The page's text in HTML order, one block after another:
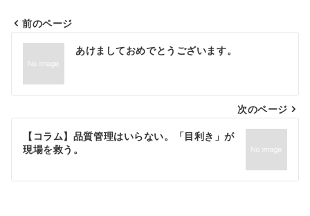
投
ナ
ビ
シ
前のページ
あけましておめでとうございます。
次のページ
【コラム】品質管理はいらない。「目利き」が
現場を救う。